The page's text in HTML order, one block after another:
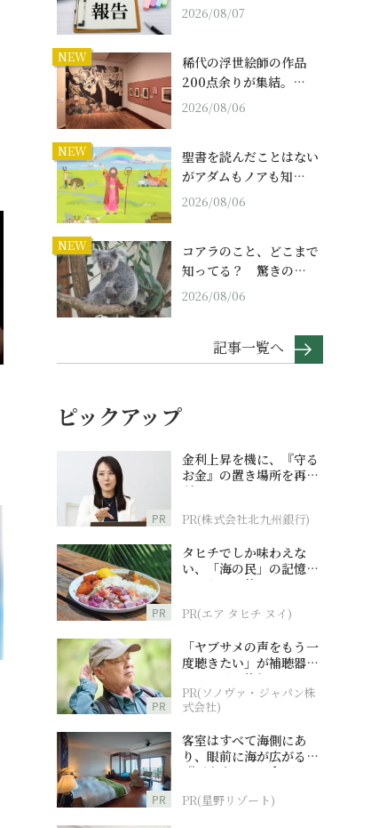
2026/08/07
NEW
稀代の浮世絵師の作品
200点余りが集結。…
2026/08/06
NEW
聖書を読んだことはない
がアダムもノアも知…
2026/08/06
NEW
コアラのこと、どこまで
知ってる？ 驚きの…
2026/08/06
記事一覧へ
ピックアップ
PR
金利上昇を機に、『守る
お金』の置き場所を再検
討
PR(株式会社北九州銀行)
PR
タヒチでしか味わえな
い、「海の民」の記憶へ
とつながる旅
PR(エア タヒチ ヌイ)
PR
「ヤブサメの声をもう一
度聴きたい」が補聴器チ
ャレンジの後押しに
PR(ソノヴァ・ジャパン株
式会社)
PR
客室はすべて海側にあ
り、眼前に海が広がる
『西表島ホテル by 星野
PR(星野リゾート)